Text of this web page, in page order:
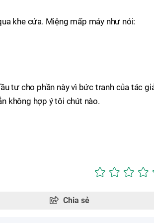
khe cửa. Miệng mấp máy như nói:
tư cho phần này vì bức tranh của tác
không hợp ý tôi chút nào.
Chia sẻ